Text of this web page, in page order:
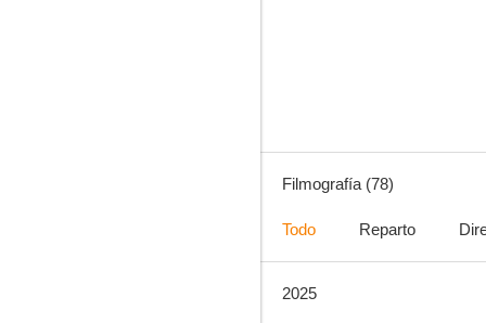
Filmografía (78)
Todo Reparto
2025